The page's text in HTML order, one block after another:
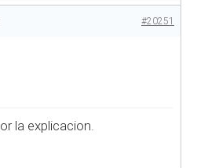
#20251
la explicacion.